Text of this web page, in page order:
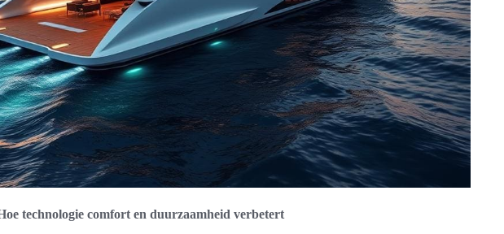
technologie comfort en duurzaamheid verbetert